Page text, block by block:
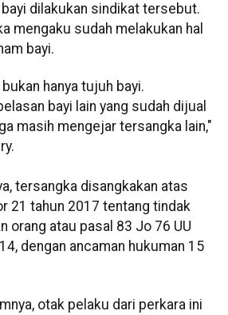
dilakukan sindikat tersebut.
mengaku sudah melakukan hal
bayi.
hanya tujuh bayi.
bayi lain yang sudah dijual
masih mengejar tersangka lain,"
tersangka disangkakan atas
21 tahun 2017 tentang tindak
orang atau pasal 83 Jo 76 UU
dengan ancaman hukuman 15
otak pelaku dari perkara ini